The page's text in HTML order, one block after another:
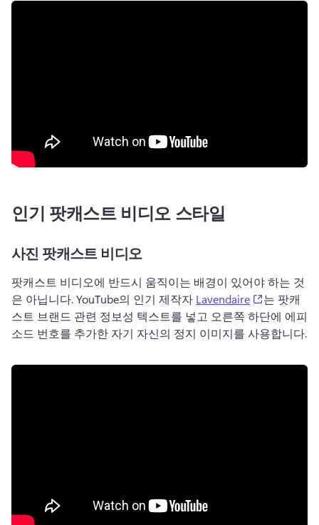
인기 팟캐스트 비디오 스타일
사진 팟캐스트 비디오
팟캐스트 비디오에 반드시 움직이는 배경이 있어야 하는 것
은 아닙니다. YouTube의 인기 제작자 Lavendaire (opens in
는 팟캐
스트 브랜드 관련 정보성 텍스트를 넣고 오른쪽 하단에 에피